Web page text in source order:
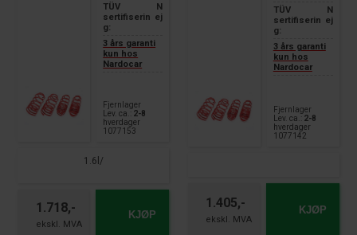
TÜV
sertifiserin
g:
N
ej
3 års garanti
kun hos
Nardocar
Fjernlager
Lev. ca.: 2-8
hverdager
1077153
1.6l/
1.718,- KJØP
TÜV
sertifiserin
g:
N
ej
3 års garanti
kun hos
Nardocar
Fjernlager
Lev. ca.:
2-8
hverdager
1077142
1.405,- KJØP